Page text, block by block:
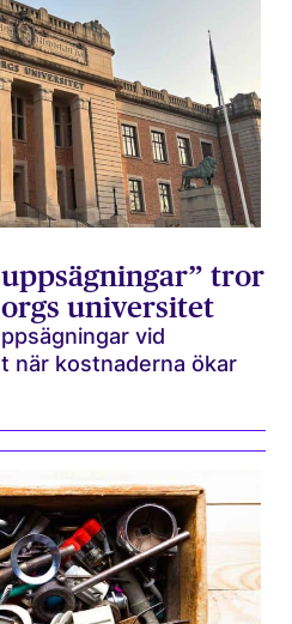
uppsägningar” tror
universitet
vid
när kostnaderna ökar